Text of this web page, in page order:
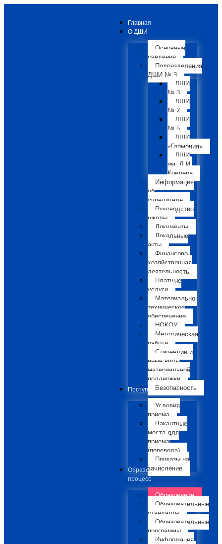
Главная
О ДШИ
Основные
сведения
Подразделения
ДШИ № 3
ДШИ
№ 3
ДШИ
№ 2
ДШИ
№ 5
ДШИ
«Гармония»
ДШИ
им. Л.И.
Ковлера
Информация
об
учредителе
Руководство
школы
Документы
Локальные
акты
Финансово-
хозяйственная
деятельность
Платные
услуги
Материально-
техническое
обеспечение
НОКОУ
Методическая
работа
Стипендии и
иные виды
материальной
поддержки
Безопасность
Поступающим
Условия
приема
Вакантные
места для
приема
(перевода)
Приказы на
зачисление
Образовательный
процесс
Образование
Образовательные
стандарты
Образовательные
программы
Информация